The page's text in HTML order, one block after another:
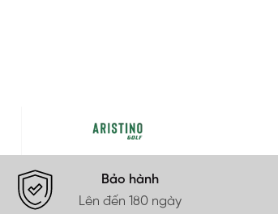
Bảo hành
Lên đến 180 ngày